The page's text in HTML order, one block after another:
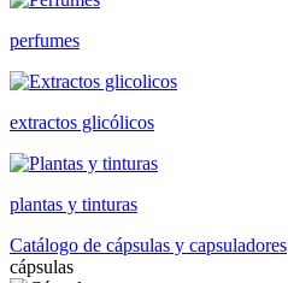
perfumes
extractos glicólicos
plantas y tinturas
Catálogo de cápsulas y capsuladores
cápsulas